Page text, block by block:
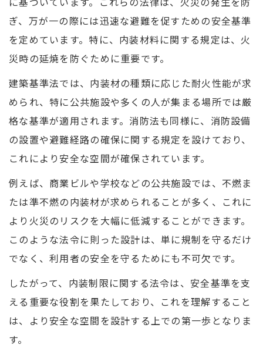
ぎ、万が一の際には迅速な避難を促すための安全基準
を定めています。特に、内装材料に関する規定は、火
災時の延焼を防ぐために重要です。
建築基準法では、内装材の種類に応じた耐火性能が求
められ、特に公共施設や多くの人が集まる場所では厳
格な基準が適用されます。消防法も同様に、消防設備
の設置や避難経路の確保に関する規定を設けており、
これにより安全な空間が確保されています。
例えば、商業ビルや学校などの公共施設では、不燃ま
たは準不燃の内装材が求められることが多く、これに
より火災のリスクを大幅に低減することができます。
このような法令に則った設計は、単に規制を守るだけ
でなく、利用者の安全を守るためにも不可欠です。
したがって、内装制限に関する法令は、安全基準を支
える重要な役割を果たしており、これを理解すること
は、より安全な空間を設計する上での第一歩となりま
す。